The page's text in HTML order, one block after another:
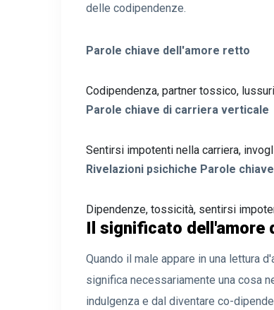
delle codipendenze.
Parole chiave dell'amore retto
Codipendenza, partner tossico,
Parole chiave di carriera verticale
Sentirsi impotenti nella carriera,
Rivelazioni psichiche Parole chiave
Dipendenze, tossicità, sentirsi
Il significato dell'amore
Quando il male appare in una lettura
significa necessariamente una cosa
indulgenza e dal diventare co-